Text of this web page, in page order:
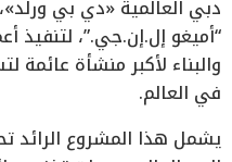
دبي العالمية «دي بي
“أميغو إل.إن.جي.”، لتنفيذ
والبناء لأكبر منشأة عائمة
في العالم.
يشمل هذا المشروع الرائد